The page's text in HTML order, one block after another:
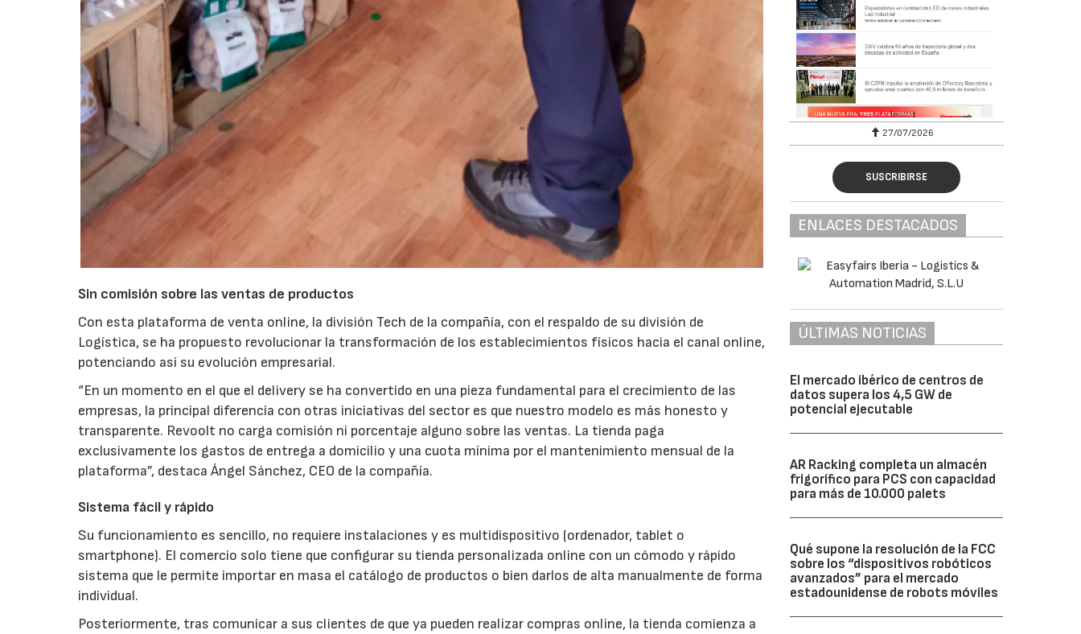
Sin comisión sobre las ventas de productos
Con esta plataforma de venta online, la división Tech de la compañía, con el respaldo de su división de
Logística, se ha propuesto revolucionar la transformación de los establecimientos físicos hacia el canal online,
potenciando así su evolución empresarial.
“En un momento en el que el delivery se ha convertido en una pieza fundamental para el crecimiento de las
empresas, la principal diferencia con otras iniciativas del sector es que nuestro modelo es más honesto y
transparente. Revoolt no carga comisión ni porcentaje alguno sobre las ventas. La tienda paga
exclusivamente los gastos de entrega a domicilio y una cuota mínima por el mantenimiento mensual de la
plataforma”, destaca Ángel Sánchez, CEO de la compañía.
Sistema fácil y rápido
Su funcionamiento es sencillo, no requiere instalaciones y es multidispositivo (ordenador, tablet o
smartphone). El comercio solo tiene que configurar su tienda personalizada online con un cómodo y rápido
sistema que le permite importar en masa el catálogo de productos o bien darlos de alta manualmente de forma
individual.
Posteriormente, tras comunicar a sus clientes de que ya pueden realizar compras online, la tienda comienza a
27/07/2026
SUSCRIBIRSE
ENLACES DESTACADOS
ÚLTIMAS NOTICIAS
El mercado ibérico de centros de
datos supera los 4,5 GW de
potencial ejecutable
AR Racking completa un almacén
frigorífico para PCS con capacidad
para más de 10.000 palets
Qué supone la resolución de la FCC
sobre los “dispositivos robóticos
avanzados” para el mercado
estadounidense de robots móviles